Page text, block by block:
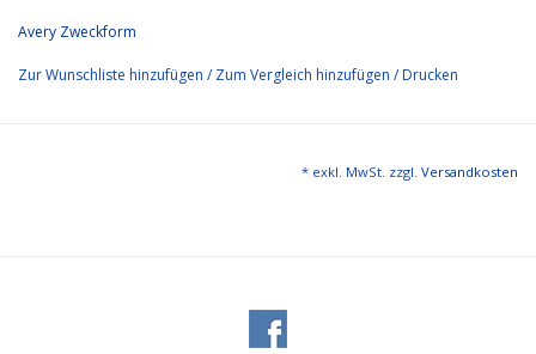
Avery Zweckform
Zur Wunschliste hinzufügen / Zum Vergleich hinzufügen / Drucken
* exkl. MwSt. zzgl. Versandkosten